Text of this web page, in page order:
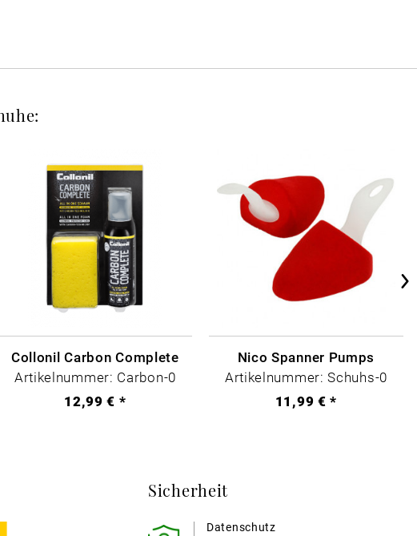
Collonil Carbon Complete
Artikelnummer: Carbon-0
12,99 € *
Nico Spanner Pumps
Artikelnummer: Schuhs-0
11,99 € *
Sicherheit
Datenschutz